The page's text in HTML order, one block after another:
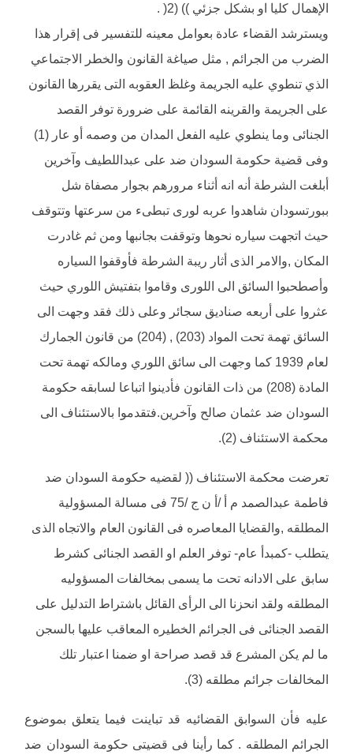
الإهمال كليا او بشكل جزئي )) (2( .
ويسترشد القضاء عادة بعوامل معينه للتفسير فى إقرار هذا
الضرب من الجرائم , مثل صياغة القانون والخطر الاجتماعي
الذي تنطوي عليه الجريمة وغلظ العقوبه التى يقررها القانون
على الجريمة والقرينه القائمة على ضرورة توفر القصد
الجنائى وما ينطوي عليه الفعل المدان من وصمه أو عار (1)
وفى قضية حكومة السودان ضد على عبداللطيف وآخرين
أبلغت الشرطة أنه انه أثناء مرورهم بجوار مصفاة شل
ببورتسودان شاهدوا عربه لورى تبطىء من سرعتها وتتوقف
حيث اتجهت سياره نحوها وتوقفت بجانبها ومن ثم غادرت
المكان ,والامر الذى أثار ريبة الشرطة فأوقفوا السياره
وأصطحبوا السائق الى اللورى وقاموا بتفتيش اللوري حيث
عثروا على أربعه صناديق سجائر وعلى ذلك فقد وجهت الى
السائق تهمة تحت المواد (203) , (204) من قانون الجمارك
لعام 1939 كما وجهت الى سائق اللوري ومالكه تهمة تحت
المادة (208) من ذات القانون فأدينوا اتباعا لسابقه حكومة
السودان ضد عثمان صالح وآخرين.فتقدموا بالاستئناف الى
محكمة الاستئناف (2).
تعرضت محكمة الاستئناف (( لقضيه حكومة السودان ضد
فاطمة عبدالصمد م أ /أ ن ج /75 فى مسالة المسؤولية
المطلقه ,والقضايا المعاصره فى القانون العام والاتجاه الذى
يتطلب -كمبدأ عام- توفر العلم او القصد الجنائى كشرط
سابق على الادانه تحت ما يسمى بمخالفات المسؤوليه
المطلقه ولقد انحزنا الى الرأى القائل باشتراط التدليل على
القصد الجنائى فى الجرائم الخطيره المعاقب عليها بالسجن
ما لم يكن المشرع قد قصد صراحة او ضمنا اعتبار تلك
المخالفات جرائم مطلقه (3).
عليه فأن السوابق القضائيه قد تباينت فيما يتعلق بموضوع
الجرائم المطلقه . كما رأينا فى قضيتى حكومة السودان ضد